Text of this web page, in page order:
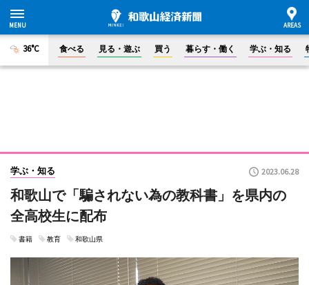
36°C 食べる 見る・遊ぶ 買う 暮らす・働く 学ぶ・知る
学ぶ・知る 2023.06.28
和歌山で「騙されない為の教科書」を県内の
全高校生に配布
書籍 教育 和歌山県